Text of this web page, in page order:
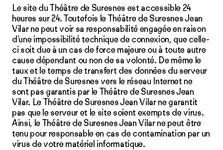
Le site du Théâtre de Suresnes est accessible 24
heures sur 24. Toutefois le Théâtre de Suresnes Jean
Vilar ne peut voir sa responsabilité engagée en raison
d’une impossibilité technique de connexion, que celle-
ci soit due à un cas de force majeure ou à toute autre
cause dépendant ou non de sa volonté. De même le
taux et le temps de transfert des données du serveur
du Théâtre de Suresnes vers le réseau Internet ne
sont pas garantis par le Théâtre de Suresnes Jean
Vilar. Le Théâtre de Suresnes Jean Vilar ne garantit
pas que le serveur et le site soient exempts de virus.
Ainsi, le Théâtre de Suresnes Jean Vilar ne peut être
tenu pour responsable en cas de contamination par un
virus de votre matériel informatique.